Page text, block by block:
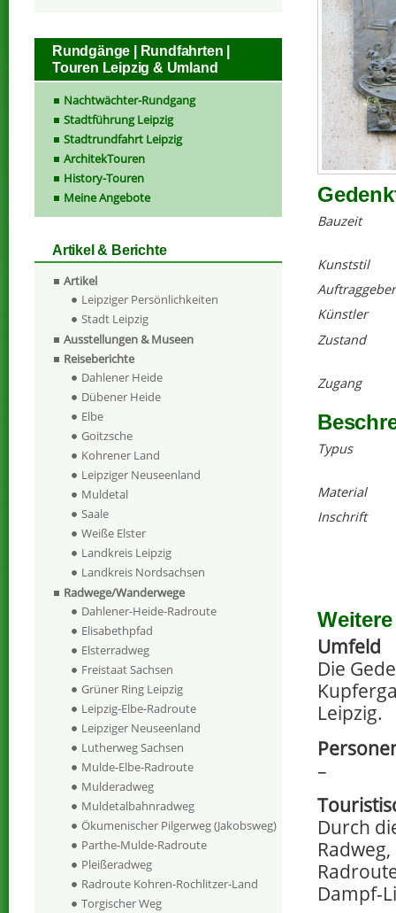
Bauzeit
Kunststil
Auftraggeber
Künstler
Zustand
Zugang
Typus
Material
Inschrift
Umfeld
Die
Leipzig.
–
Durch
Dampf-
Rundgänge | Rundfahrten |
Touren Leipzig & Umland
Nachtwächter-Rundgang
Stadtführung Leipzig
Stadtrundfahrt Leipzig
ArchitekTouren
History-Touren
Meine Angebote
Artikel & Berichte
Artikel
Leipziger Persönlichkeiten
Stadt Leipzig
Ausstellungen & Museen
Reiseberichte
Dahlener Heide
Dübener Heide
Elbe
Goitzsche
Kohrener Land
Leipziger Neuseenland
Muldetal
Saale
Weiße Elster
Landkreis Leipzig
Landkreis Nordsachsen
Radwege/Wanderwege
Dahlener-Heide-Radroute
Elisabethpfad
Elsterradweg
Freistaat Sachsen
Grüner Ring Leipzig
Leipzig-Elbe-Radroute
Leipziger Neuseenland
Lutherweg Sachsen
Mulde-Elbe-Radroute
Mulderadweg
Muldetalbahnradweg
Ökumenischer Pilgerweg (Jakobsweg)
Parthe-Mulde-Radroute
Pleißeradweg
Radroute Kohren-Rochlitzer-Land
Torgischer Weg